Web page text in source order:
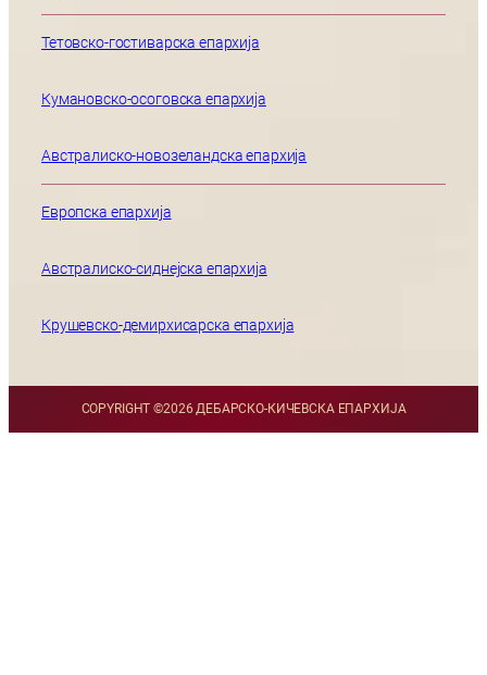
Тетовско-гостиварска епархија
Кумановско-осоговска епархија
Австралиско-новозеландска епархија
Европска епархија
Австралиско-сиднејска епархија
Крушевско-демирхисарска епархија
COPYRIGHT ©2026 ДЕБАРСКО-КИЧЕВСКА ЕПАРХИЈА